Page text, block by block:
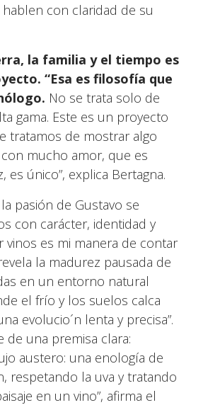
con claridad de su
la familia y el tiempo es
“Esa es filosofía que
No se trata solo de
gama. Este es un proyecto
tratamos de mostrar algo
mucho amor, que es
es único”, explica Bertagna.
pasión de Gustavo se
con carácter, identidad y
vinos es mi manera de contar
la madurez pausada de
en un entorno natural
el frío y los suelos calca
evolucio´n lenta y precisa”.
de una premisa clara:
austero: una enología de
respetando la uva y tratando
en un vino”, afirma el